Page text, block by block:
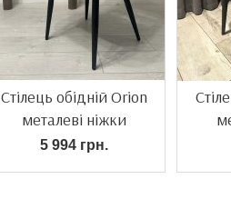
Стілець обідній Orion
металеві ніжки
5 994 грн.